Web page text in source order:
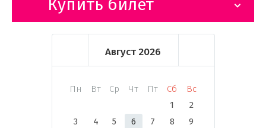
Купить билет
Август 2026
Пн Вт Ср Чт Пт Сб
Вс
1
2
3
4 5 6 7 8
9